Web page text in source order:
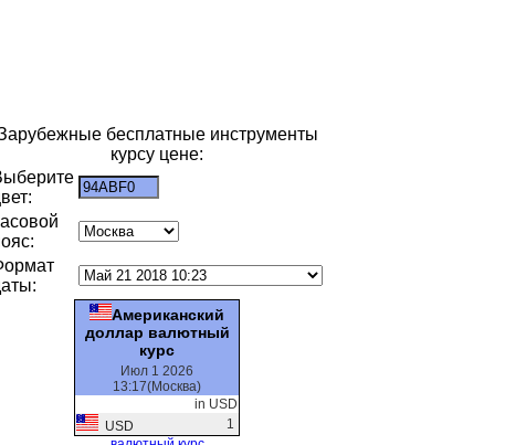
бесплатные инструменты
курсу цене:
Американский
доллар валютный
курс
Июл 1 2026
13:17(Москва)
in USD
USD
1